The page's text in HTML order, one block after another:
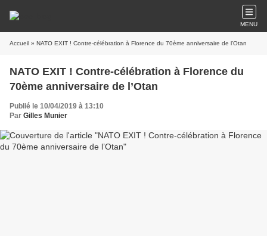
MENU
Accueil » NATO EXIT ! Contre-célébration à Florence du 70ème anniversaire de l’Otan
NATO EXIT ! Contre-célébration à Florence du
70ème anniversaire de l’Otan
Publié le 10/04/2019 à 13:10
Par Gilles Munier